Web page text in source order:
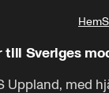
och
Hem
till Sveriges
med